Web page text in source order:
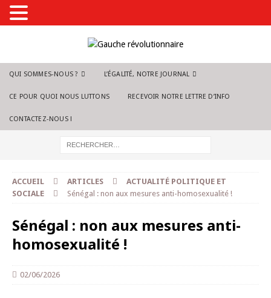
QUI SOMMES-NOUS ? L’ÉGALITÉ, NOTRE JOURNAL
CE POUR QUOI NOUS LUTTONS RECEVOIR NOTRE LETTRE D’INFO
CONTACTEZ-NOUS !
ACCUEIL ARTICLES
ACTUALITÉ POLITIQUE ET
SOCIALE
Sénégal : non aux mesures anti-homosexualité !
Sénégal : non aux mesures anti-
homosexualité !
02/06/2026